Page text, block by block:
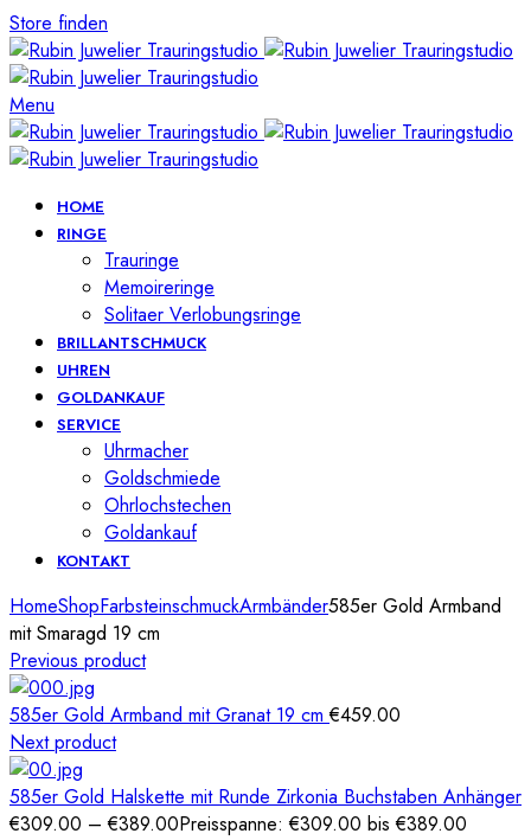
Store finden
Menu
HOME
RINGE
Trauringe
Memoireringe
Solitaer Verlobungsringe
BRILLANTSCHMUCK
UHREN
GOLDANKAUF
SERVICE
Uhrmacher
Goldschmiede
Ohrlochstechen
Goldankauf
KONTAKT
HomeShopFarbsteinschmuckArmbänder585er Gold Armband
mit Smaragd 19 cm
Previous product
585er Gold Armband mit Granat 19 cm€459.00
Next product
585er Gold Halskette mit Runde Zirkonia Buchstaben Anhänger
€309.00 –€389.00Preisspanne: €309.00 bis €389.00